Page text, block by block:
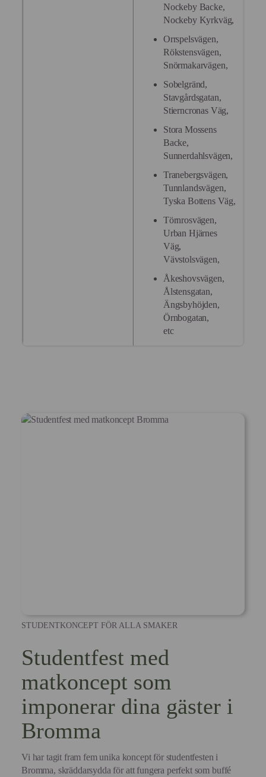
Nockeby Backe,
Nockeby Kyrkväg,
Orrspelsvägen,
Rökstensvägen,
Snörmakarvägen,
Sobelgränd,
Stavgårdsgatan,
Stierncronas Väg,
Stora Mossens
Backe,
Sunnerdahlsvägen,
Tranebergsvägen,
Tunnlandsvägen,
Tyska Bottens Väg,
Törnrosvägen,
Urban Hjärnes
Väg,
Vävstolsvägen,
Åkeshovsvägen,
Ålstensgatan,
Ängsbyhöjden,
Örnbogatan,
etc
STUDENTKONCEPT FÖR ALLA SMAKER
Studentfest med
matkoncept som
imponerar dina gäster i
Bromma
Vi har tagit fram fem unika koncept för studentfesten i
Bromma, skräddarsydda för att fungera perfekt som buffé